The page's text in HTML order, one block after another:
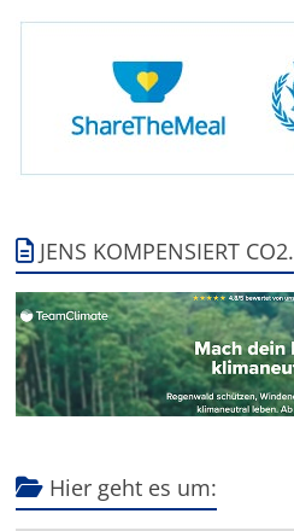
JENS KOMPENSIERT CO2.
Hier geht es um: